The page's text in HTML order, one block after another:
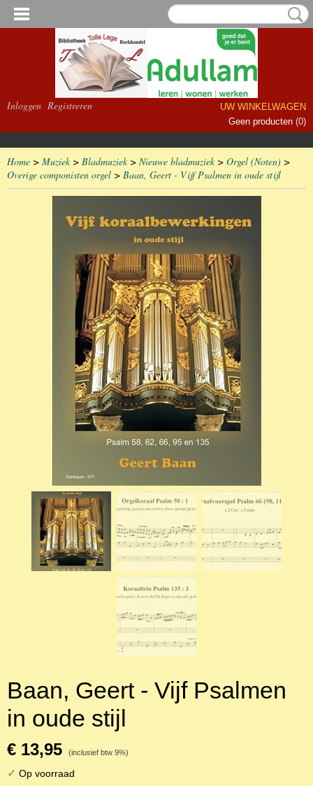
Inloggen Registreren
UW WINKELWAGEN
Geen producten (0)
Home > Muziek> Bladmuziek> Nieuwe bladmuziek> Orgel (Noten) >
Overige componisten orgel > Baan, Geert - Vijf Psalmen in oude stijl
Baan, Geert - Vijf Psalmen
in oude stijl
€ 13,95 (inclusief btw 9%)
✓ Op voorraad